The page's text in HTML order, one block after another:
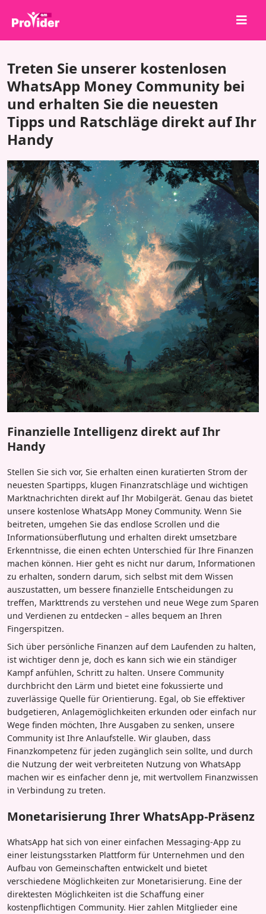
Über uns
Anmelden
Registrieren
Dienstleistungen
API
Bedingungen
Blog
Treten Sie unserer kostenlosen
WhatsApp Money Community bei
und erhalten Sie die neuesten
Tipps und Ratschläge direkt auf Ihr
Handy
Finanzielle Intelligenz direkt auf Ihr
Handy
Stellen Sie sich vor, Sie erhalten einen kuratierten Strom der
neuesten Spartipps, klugen Finanzratschläge und wichtigen
Marktnachrichten direkt auf Ihr Mobilgerät. Genau das bietet
unsere kostenlose WhatsApp Money Community. Wenn Sie
beitreten, umgehen Sie das endlose Scrollen und die
Informationsüberflutung und erhalten direkt umsetzbare
Erkenntnisse, die einen echten Unterschied für Ihre Finanzen
machen können. Hier geht es nicht nur darum, Informationen
zu erhalten, sondern darum, sich selbst mit dem Wissen
auszustatten, um bessere finanzielle Entscheidungen zu
treffen, Markttrends zu verstehen und neue Wege zum Sparen
und Verdienen zu entdecken – alles bequem an Ihren
Fingerspitzen.
Sich über persönliche Finanzen auf dem Laufenden zu halten,
ist wichtiger denn je, doch es kann sich wie ein ständiger
Kampf anfühlen, Schritt zu halten. Unsere Community
durchbricht den Lärm und bietet eine fokussierte und
zuverlässige Quelle für Orientierung. Egal, ob Sie effektiver
budgetieren, Anlagemöglichkeiten erkunden oder einfach nur
Wege finden möchten, Ihre Ausgaben zu senken, unsere
Community ist Ihre Anlaufstelle. Wir glauben, dass
Finanzkompetenz für jeden zugänglich sein sollte, und durch
die Nutzung der weit verbreiteten Nutzung von WhatsApp
machen wir es einfacher denn je, mit wertvollem Finanzwissen
in Verbindung zu treten.
Monetarisierung Ihrer WhatsApp-Präsenz
WhatsApp hat sich von einer einfachen Messaging-App zu
einer leistungsstarken Plattform für Unternehmen und den
Aufbau von Gemeinschaften entwickelt und bietet
verschiedene Möglichkeiten zur Monetarisierung. Eine der
direktesten Möglichkeiten ist die Schaffung einer
kostenpflichtigen Community. Hier zahlen Mitglieder eine